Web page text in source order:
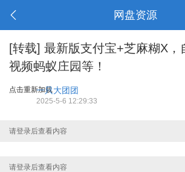
网盘资源
[转载] 最新版支付宝+芝麻糊X，
视频蚂蚁庄园等！
点击重新加载一只大团团
2025-5-6 12:29:33
请登录后查看内容
请登录后查看内容